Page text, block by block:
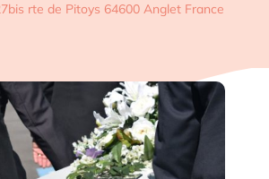
rte de Pitoys 64600 Anglet France